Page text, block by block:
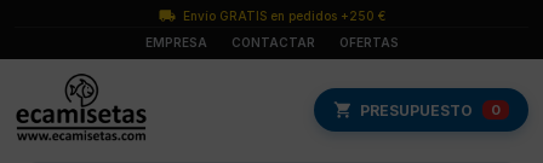
Envío GRATIS en pedidos +250 €
EMPRESA
CONTACTAR OFERTAS
PRESUPUESTO 0